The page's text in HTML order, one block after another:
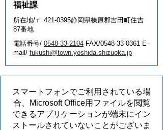
福祉課
所在地/〒 421-0395静岡県榛原郡吉田町住吉
87番地
電話番号/ 0548-33-2104 FAX/0548-33-0361 E-
mail/ fukushi@town.yoshida.shizuoka.jp
スマートフォンでご利用されている場
合、Microsoft Office用ファイルを閲覧
できるアプリケーションが端末にイン
ストールされていないことがございま